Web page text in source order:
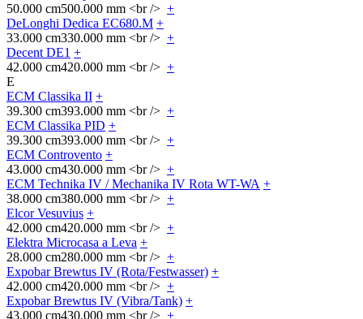
50.000 cm500.000 mm <br /> +
DeLonghi Dedica EC680.M +
33.000 cm330.000 mm <br /> +
Decent DE1 +
42.000 cm420.000 mm <br /> +
E
ECM Classika II +
39.300 cm393.000 mm <br /> +
ECM Classika PID +
39.300 cm393.000 mm <br /> +
ECM Controvento +
43.000 cm430.000 mm <br /> +
ECM Technika IV / Mechanika IV Rota WT-WA +
38.000 cm380.000 mm <br /> +
Elcor Vesuvius +
42.000 cm420.000 mm <br /> +
Elektra Microcasa a Leva +
28.000 cm280.000 mm <br /> +
Expobar Brewtus IV (Rota/Festwasser) +
42.000 cm420.000 mm <br /> +
Expobar Brewtus IV (Vibra/Tank) +
43.000 cm430.000 mm <br /> +